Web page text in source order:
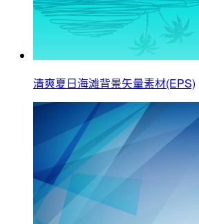
清爽夏日海滩背景矢量素材(EPS)